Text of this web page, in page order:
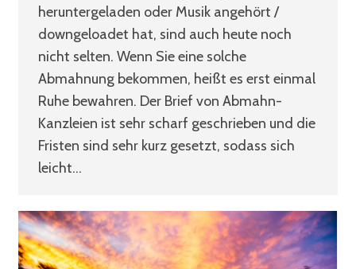
heruntergeladen oder Musik angehört /
downgeloadet hat, sind auch heute noch
nicht selten. Wenn Sie eine solche
Abmahnung bekommen, heißt es erst einmal
Ruhe bewahren. Der Brief von Abmahn-
Kanzleien ist sehr scharf geschrieben und die
Fristen sind sehr kurz gesetzt, sodass sich
leicht…